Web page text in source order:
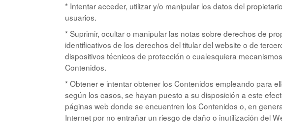
* Intentar acceder, utilizar y/o manipular los datos del
usuarios.
* Suprimir, ocultar o manipular las notas sobre derechos de
identificativos de los derechos del titular del website o de
dispositivos técnicos de protección o cualesquiera
Contenidos.
* Obtener e intentar obtener los Contenidos empleando para
según los casos, se hayan puesto a su disposición a este
páginas web donde se encuentren los Contenidos o, en
Internet por no entrañar un riesgo de daño o inutilización del